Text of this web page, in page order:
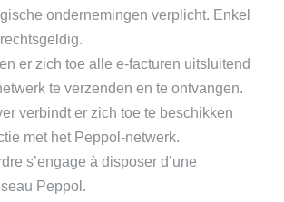
ondernemingen verplicht. Enkel
er zich toe alle e-facturen uitsluitend
te verzenden en te ontvangen.
verbindt er zich toe te beschikken
met het Peppol-netwerk.
s’engage à disposer d’une
Peppol.